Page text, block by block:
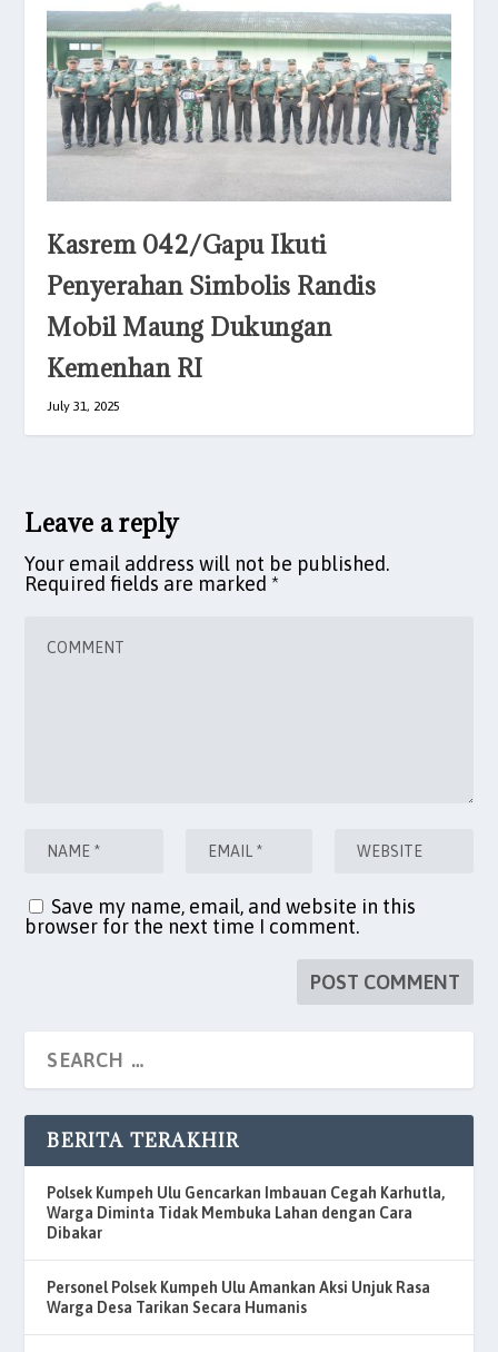
Kasrem 042/Gapu Ikuti
Penyerahan Simbolis Randis
Mobil Maung Dukungan
Kemenhan RI
July 31, 2025
Leave a reply
Your email address will not be published.
Required fields are marked *
Save my name, email, and website in this
browser for the next time I comment.
BERITA TERAKHIR
Polsek Kumpeh Ulu Gencarkan Imbauan Cegah Karhutla,
Warga Diminta Tidak Membuka Lahan dengan Cara
Dibakar
Personel Polsek Kumpeh Ulu Amankan Aksi Unjuk Rasa
Warga Desa Tarikan Secara Humanis